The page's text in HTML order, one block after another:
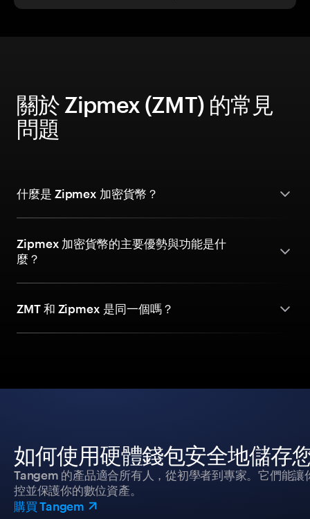
關於 Zipmex (ZMT) 的常見
問題
什麼是 Zipmex 加密貨幣？
Zipmex 加密貨幣的主要優勢與功能是什
麼？
ZMT 和 Zipmex 是同一個嗎？
如何使用硬體錢包安全地儲存
Tangem 的產品適合所有人，從初學者到專家。它們能
控並保護你的數位資產。
購買 Tangem